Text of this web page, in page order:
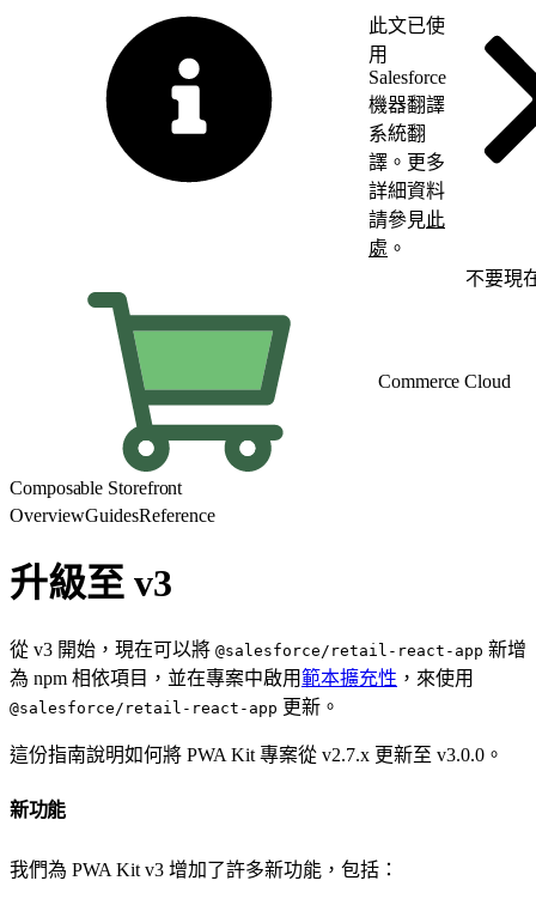
此文已使
用
Salesforce
機器翻譯
系統翻
譯。更多
詳細資料
請參見此
處 。
不要現
Commerce Cloud
Composable Storefront
OverviewGuidesReference
升級至 v3
從 v3 開始，現在可以將 @salesforce/retail-react-app 新增
為 npm 相依項目，並在專案中啟用範本擴充性 ，來使用
@salesforce/retail-react-app 更新。
這份指南說明如何將 PWA Kit 專案從 v2.7.x 更新至 v3.0.0。
新功能
我們為 PWA Kit v3 增加了許多新功能，包括：